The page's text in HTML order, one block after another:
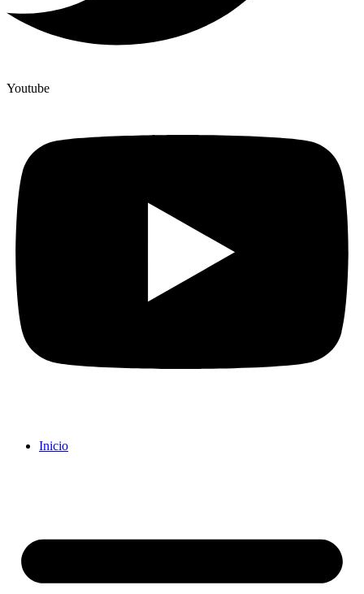
Youtube
Inicio